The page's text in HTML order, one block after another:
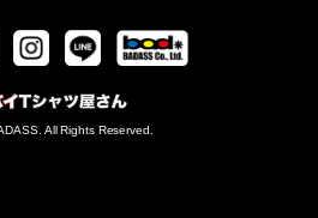
All Rights Reserved.